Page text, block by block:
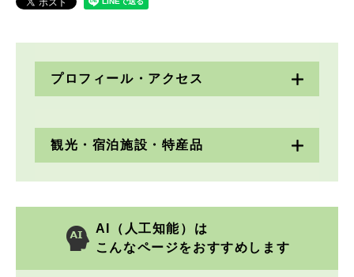
プロフィール・アクセス
観光・宿泊施設・特産品
AI（人工知能）は
こんなページをおすすめします